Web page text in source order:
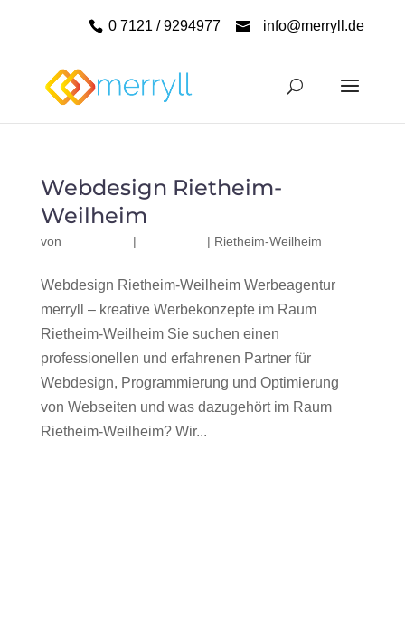
0 7121 / 9294977 info@merryll.de
Webdesign Rietheim-
Weilheim
von | | Rietheim-Weilheim
Webdesign Rietheim-Weilheim Werbeagentur
merryll – kreative Werbekonzepte im Raum
Rietheim-Weilheim Sie suchen einen
professionellen und erfahrenen Partner für
Webdesign, Programmierung und Optimierung
von Webseiten und was dazugehört im Raum
Rietheim-Weilheim? Wir...